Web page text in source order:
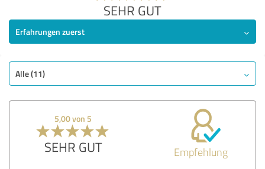
SEHR GUT
Erfahrungen zuerst
Alle (11)
5,00 von 5
SEHR GUT Empfehlung